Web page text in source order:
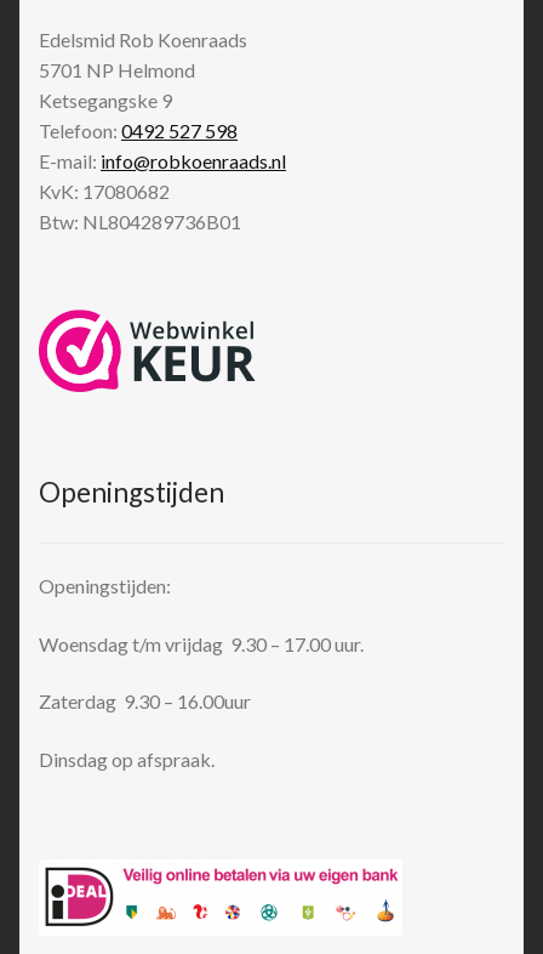
Edelsmid Rob Koenraads
5701 NP Helmond
Ketsegangske 9
Telefoon: 0492 527 598
E-mail: info@robkoenraads.nl
KvK: 17080682
Btw: NL804289736B01
Openingstijden
Openingstijden:
Woensdag t/m vrijdag 9.30 – 17.00 uur.
Zaterdag 9.30 – 16.00uur
Dinsdag op afspraak.